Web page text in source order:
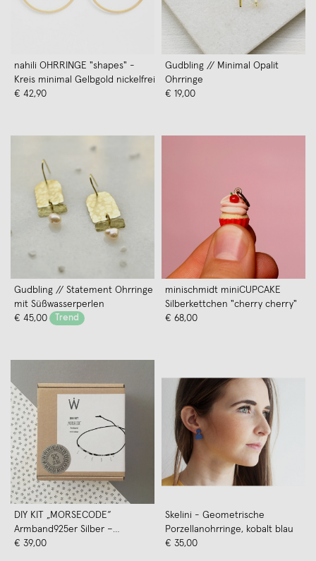
nahili OHRRINGE "shapes" -
Kreis minimal Gelbgold nickelfrei
€ 42,90
Gudbling // Minimal Opalit
Ohrringe
€ 19,00
Gudbling // Statement Ohrringe
mit Süßwasserperlen
€ 45,00
Trend
minischmidt miniCUPCAKE
Silberkettchen "cherry cherry"
€ 68,00
DIY KIT „MORSECODE“
Armband925er Silber –
Weiskönig Jewelry
€ 39,00
Skelini - Geometrische
Porzellanohrringe, kobalt blau
€ 35,00